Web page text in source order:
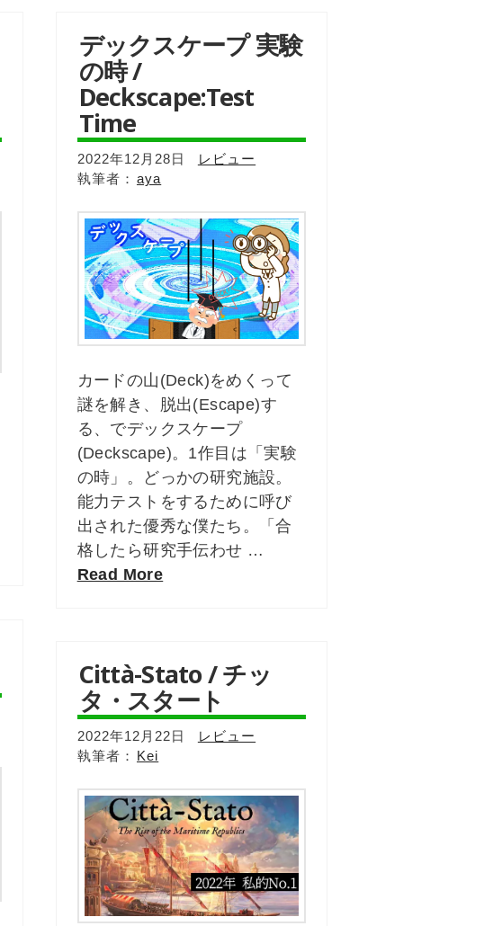
デックスケープ 実験
の時 /
Deckscape:Test
Time
2022年12月28日
レビュー
aya
カードの山(Deck)をめくって
謎を解き、脱出(Escape)す
る、でデックスケープ
(Deckscape)。1作目は「実験
の時」。どっかの研究施設。
能力テストをするために呼び
出された優秀な僕たち。「合
格したら研究手伝わせ …
Read More
Città-Stato / チッ
タ・スタート
2022年12月22日
レビュー
Kei